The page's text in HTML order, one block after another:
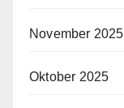
November 2025
Oktober 2025